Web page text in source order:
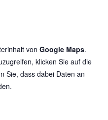
vonGoogle Maps.
klicken Sie auf die
Sie, dass dabei Daten an